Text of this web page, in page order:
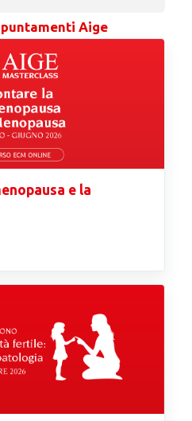
Aige
e la